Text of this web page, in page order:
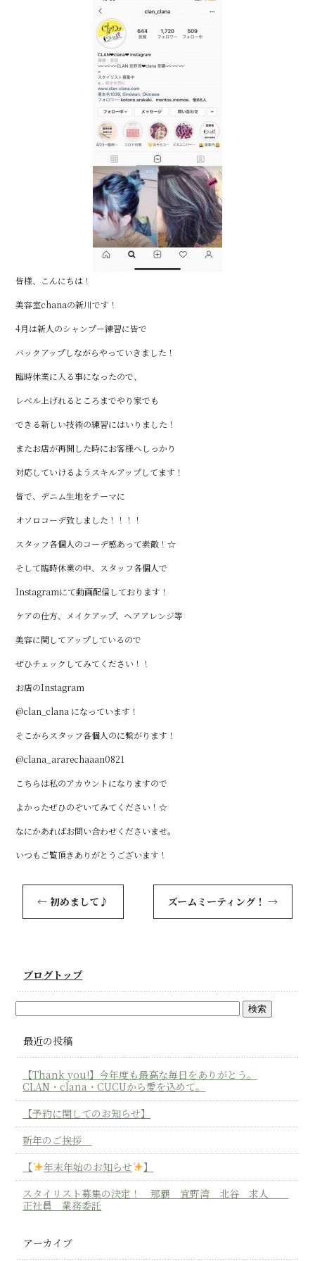
皆様、こんにちは！
美容室chanaの新川です！
4月は新人のシャンプー練習に皆で
バックアップしながらやっていきました！
臨時休業に入る事になったので、
レベル上げれるところまでやり家でも
できる新しい技術の練習にはいりました！
またお店が再開した時にお客様へしっかり
対応していけるようスキルアップしてます！
皆で、デニム生地をテーマに
オソロコーデ致しました！！！！
スタッフ各個人のコーデ感あって素敵！☆
そして臨時休業の中、スタッフ各個人で
Instagramにて動画配信しております！
ケアの仕方、メイクアップ、ヘアアレンジ等
美容に関してアップしているので
ぜひチェックしてみてください！！
お店のInstagram
@clan_clana になっています！
そこからスタッフ各個人のに繋がります！
@clana_ararechaaan0821
こちらは私のアカウントになりますので
よかったぜひのぞいてみてください！☆
なにかあればお問い合わせくださいませ。
いつもご覧頂きありがとうございます！
← 初めまして♪ ズームミーティング！ →
ブログトップ
最近の投稿
【Thank you!】今年度も最高な毎日をありがとう。
CLAN・clana・CUCUから愛を込めて。
【予約に関してのお知らせ】
新年のご挨拶
【
年末年始のお知らせ
】
スタイリスト募集の決定！ 那覇 宜野湾 北谷 求人
正社員 業務委託
アーカイブ